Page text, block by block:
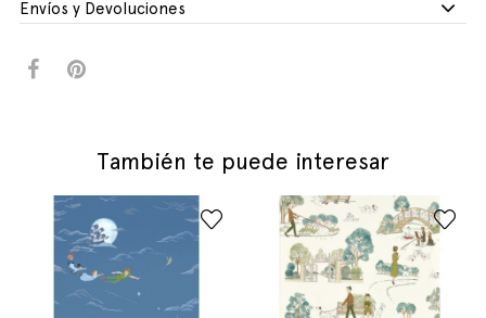
Envíos y Devoluciones
También te puede interesar